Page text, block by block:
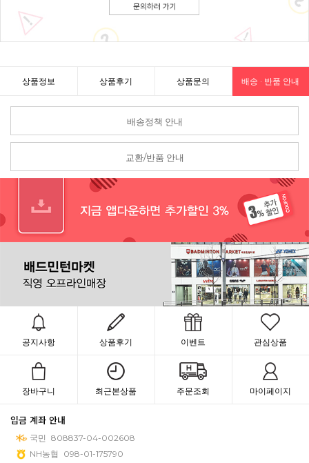
상품정보 상품후기 상품문의 배송 · 반품 안내
배송정책 안내
교환/반품 안내
공지사항 상품후기 이벤트 관심상품
장바구니 최근본상품 주문조회 마이페이지
입금 계좌 안내
국민 808837-04-002608
NH농협
098-01-175790